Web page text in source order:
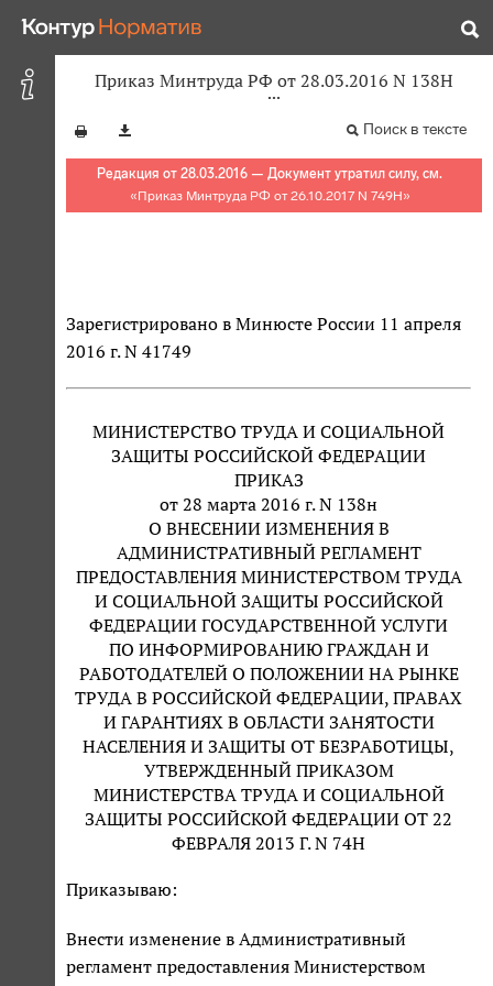
Приказ Минтруда РФ от 28.03.2016 N 138Н
Поиск в тексте
Редакция от 28.03.2016 — Документ утратил силу, см.
«Приказ Минтруда РФ от 26.10.2017 N 749Н»
Зарегистрировано в Минюсте России 11 апреля
2016 г. N 41749
МИНИСТЕРСТВО ТРУДА И СОЦИАЛЬНОЙ
ЗАЩИТЫ РОССИЙСКОЙ ФЕДЕРАЦИИ
ПРИКАЗ
от 28 марта 2016 г. N 138н
О ВНЕСЕНИИ ИЗМЕНЕНИЯ В
АДМИНИСТРАТИВНЫЙ РЕГЛАМЕНТ
ПРЕДОСТАВЛЕНИЯ МИНИСТЕРСТВОМ ТРУДА
И СОЦИАЛЬНОЙ ЗАЩИТЫ РОССИЙСКОЙ
ФЕДЕРАЦИИ ГОСУДАРСТВЕННОЙ УСЛУГИ
ПО ИНФОРМИРОВАНИЮ ГРАЖДАН И
РАБОТОДАТЕЛЕЙ О ПОЛОЖЕНИИ НА РЫНКЕ
ТРУДА В РОССИЙСКОЙ ФЕДЕРАЦИИ, ПРАВАХ
И ГАРАНТИЯХ В ОБЛАСТИ ЗАНЯТОСТИ
НАСЕЛЕНИЯ И ЗАЩИТЫ ОТ БЕЗРАБОТИЦЫ,
УТВЕРЖДЕННЫЙ ПРИКАЗОМ
МИНИСТЕРСТВА ТРУДА И СОЦИАЛЬНОЙ
ЗАЩИТЫ РОССИЙСКОЙ ФЕДЕРАЦИИ ОТ 22
ФЕВРАЛЯ 2013 Г. N 74Н
Приказываю:
Внести изменение в Административный
регламент предоставления Министерством